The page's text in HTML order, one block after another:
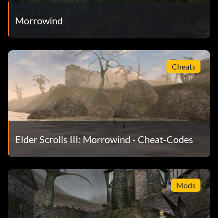
Balmora.
4. Halte Ausschau nach einem Händler in der Nähe der
Gilden. Er wird einen Dämonenspeer haben.
5. Nutze den „Bind“-Cheat.
6. Begib dich nun nach Suran zum Laden „Earthly Delights“.
7. Sprich mit dem Barkeeper.
8. Geh in die Berge und finde den Mann, von dem sie
9. Bevor du mit ihm sprichst, Umbra, wirke „Levitate“.
10. Sprich mit ihm und gewähre ihm einen Krieger-Tod.
Morrowind
Cheats
Elder Scrolls III: Morrowind - Cheat-Codes
Mods